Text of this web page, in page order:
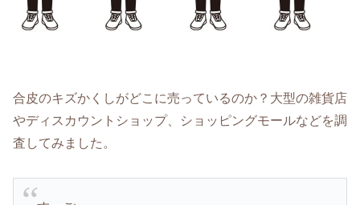
合皮のキズかくしがどこに売っているのか？大型の雑貨店
やディスカウントショップ、ショッピングモールなどを調
査してみました。